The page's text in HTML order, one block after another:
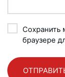
Сохранить
браузере